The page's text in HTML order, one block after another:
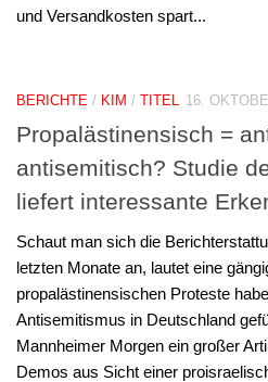
und Versandkosten spart...
BERICHTE / KIM / TITEL 16.
Propalästinensisch =
antisemitisch? Studie
liefert interessante
Schaut man sich die
letzten Monate an, lautet eine
propalästinensischen Proteste
Antisemitismus in Deutschland
Mannheimer Morgen ein großer
Demos aus Sicht einer